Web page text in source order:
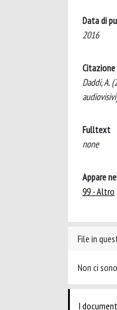
Data di
2016
Citazione
Daddi, A.
Fulltext
none
Appare
99 - Altro
File in
Non ci
I